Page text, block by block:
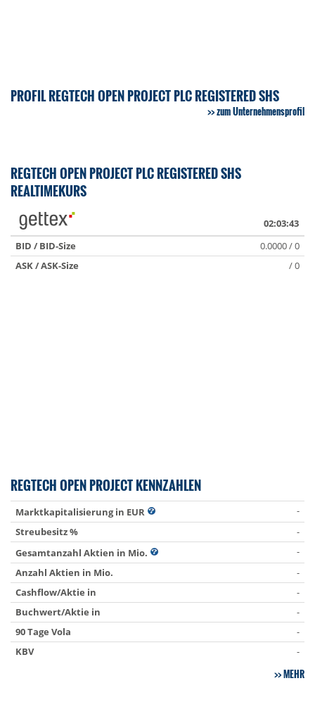
PROFIL REGTECH OPEN PROJECT PLC REGISTERED SHS
zum Unternehmensprofil
REGTECH OPEN PROJECT PLC REGISTERED SHS
REALTIMEKURS
02:03:43
BID / BID-Size
0.0000 / 0
ASK / ASK-Size
/ 0
REGTECH OPEN PROJECT KENNZAHLEN
Marktkapitalisierung in EUR
-
Streubesitz %
-
Gesamtanzahl Aktien in Mio.
-
Anzahl Aktien in Mio.
-
Cashflow/Aktie in
-
Buchwert/Aktie in
-
90 Tage Vola
-
KBV
-
MEHR